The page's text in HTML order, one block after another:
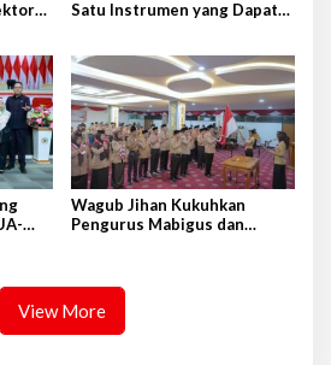
Satu Instrumen yang Dapat
Wagub Jihan Kukuhkan
Pengurus Mabigus dan
View More